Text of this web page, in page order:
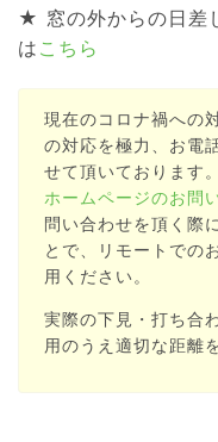
★ 窓の外からの日差
は こちら
現在のコロナ禍への
の対応を極力、お電
せて頂いております。
ホームページのお問
問い合わせを頂く際
とで、リモートでの
用ください。
実際の下見・打ち合
用のうえ適切な距離